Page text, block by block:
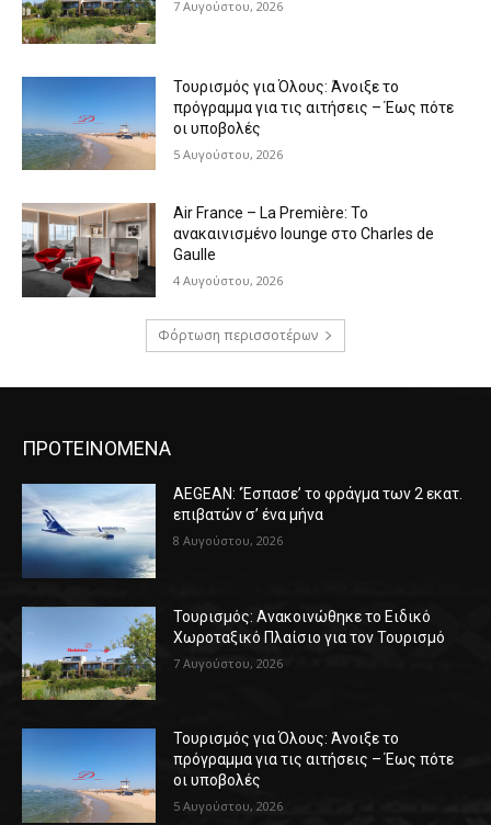
7 Αυγούστου, 2026
Τουρισμός για Όλους: Άνοιξε το
πρόγραμμα για τις αιτήσεις – Έως πότε
οι υποβολές
5 Αυγούστου, 2026
Air France – La Première: Το
ανακαινισμένο lounge στο Charles de
Gaulle
4 Αυγούστου, 2026
Φόρτωση περισσοτέρων
ΠΡΟΤΕΙΝΟΜΕΝΑ
AEGEAN: ‘Έσπασε’ το φράγμα των 2 εκατ.
επιβατών σ’ ένα μήνα
8 Αυγούστου, 2026
Τουρισμός: Ανακοινώθηκε το Ειδικό
Χωροταξικό Πλαίσιο για τον Τουρισμό
7 Αυγούστου, 2026
Τουρισμός για Όλους: Άνοιξε το
πρόγραμμα για τις αιτήσεις – Έως πότε
οι υποβολές
5 Αυγούστου, 2026